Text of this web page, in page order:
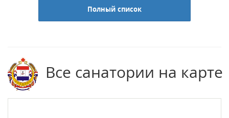
Полный список
Все санатории на карте